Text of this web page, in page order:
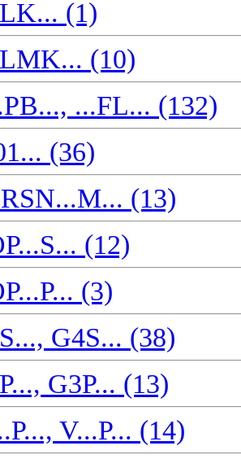
(1)
(10)
...FL... (132)
(36)
(13)
(12)
(3)
G4S... (38)
G3P... (13)
V...P... (14)